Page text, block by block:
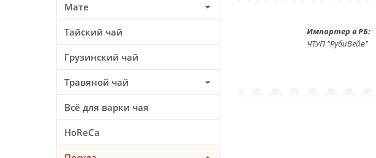
Мате
Тайский чай
Грузинский чай
Травяной чай
Всё для варки чая
HoReCa
Импортер в РБ:
ЧТУП "РубиВейв"